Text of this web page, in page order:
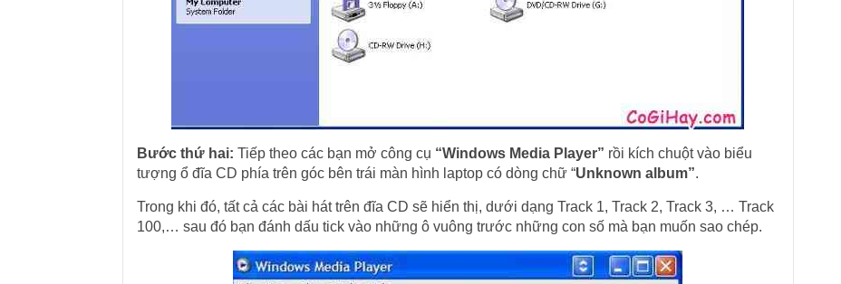
Bước thứ hai: Tiếp theo các bạn mở công cụ “Windows Media Player” rồi kích chuột vào biểu
tượng ổ đĩa CD phía trên góc bên trái màn hình laptop có dòng chữ “Unknown album”.
Trong khi đó, tất cả các bài hát trên đĩa CD sẽ hiển thị, dưới dạng Track 1, Track 2, Track 3, … Track
100,… sau đó bạn đánh dấu tick vào những ô vuông trước những con số mà bạn muốn sao chép.